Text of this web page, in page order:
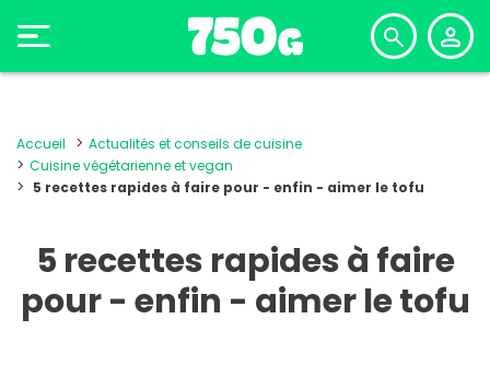
Accueil
Actualités et conseils de cuisine
Cuisine végétarienne et vegan
5 recettes rapides à faire pour - enfin - aimer le tofu
5 recettes rapides à faire
pour - enfin - aimer le tofu